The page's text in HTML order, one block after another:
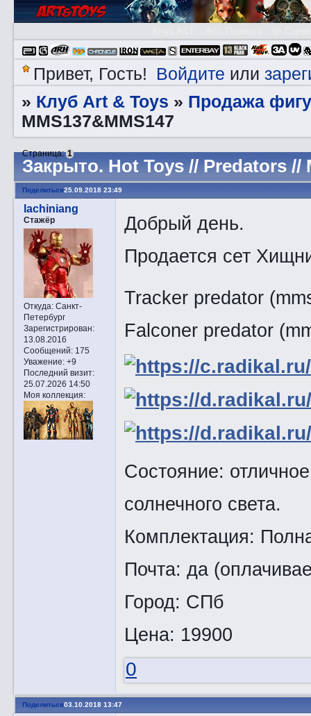
Привет, Гость! Войдите или
» Клуб Art & Toys » Продажа
MMS137&MMS147
Закрытo. Hot Toys // Predators //
Страница:1
Поделиться25.09.2018 23:49
lachiniang
Стажёр
Откуда:Санкт-
Петербург
Зарегистрирован:
13.08.2016
Сообщений:175
Уважение: +9
Последний визит:
25.07.2026 14:50
Моя коллекция:
Добрый день.
Продается сет
Tracker predator
Falconer predator
Состояние:
солнечного света.
Комплектация:
Почта: да
Город: СПб
Цена: 19900
0
Поделиться03.10.2018 13:47